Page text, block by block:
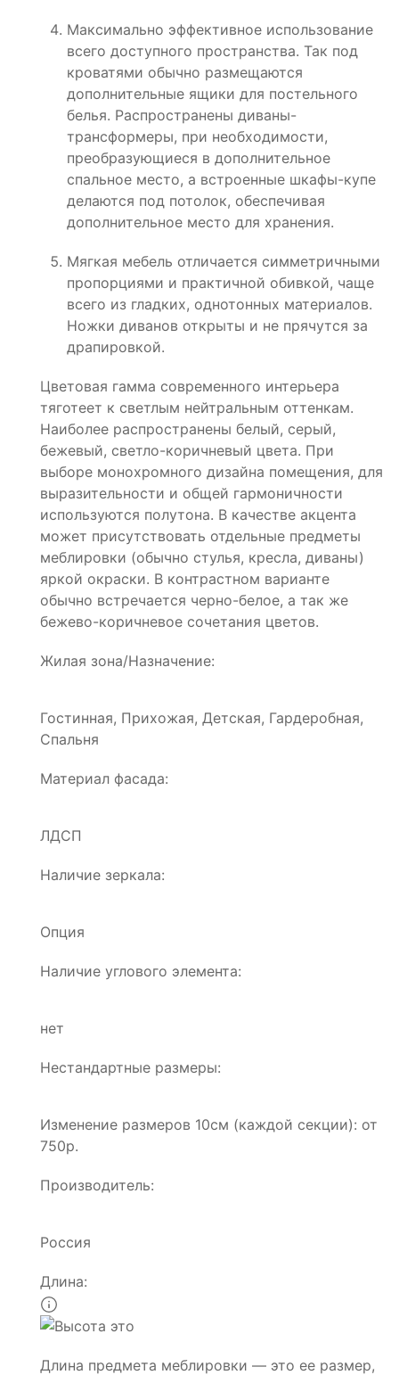
Максимально эффективное использование
всего доступного пространства. Так под
кроватями обычно размещаются
дополнительные ящики для постельного
белья. Распространены диваны-
трансформеры, при необходимости,
преобразующиеся в дополнительное
спальное место, а встроенные шкафы-купе
делаются под потолок, обеспечивая
дополнительное место для хранения.
Мягкая мебель отличается симметричными
пропорциями и практичной обивкой, чаще
всего из гладких, однотонных материалов.
Ножки диванов открыты и не прячутся за
драпировкой.
Цветовая гамма современного интерьера
тяготеет к светлым нейтральным оттенкам.
Наиболее распространены белый, серый,
бежевый, светло-коричневый цвета. При
выборе монохромного дизайна помещения, для
выразительности и общей гармоничности
используются полутона. В качестве акцента
может присутствовать отдельные предметы
меблировки (обычно стулья, кресла, диваны)
яркой окраски. В контрастном варианте
обычно встречается черно-белое, а так же
бежево-коричневое сочетания цветов.
Жилая зона/Назначение:
Гостинная, Прихожая, Детская, Гардеробная,
Спальня
Материал фасада:
ЛДСП
Наличие зеркала:
Опция
Наличие углового элемента:
нет
Нестандартные размеры:
Изменение размеров 10см (каждой секции): от
750р.
Производитель:
Россия
Длина:
Длина предмета меблировки — это ее размер,